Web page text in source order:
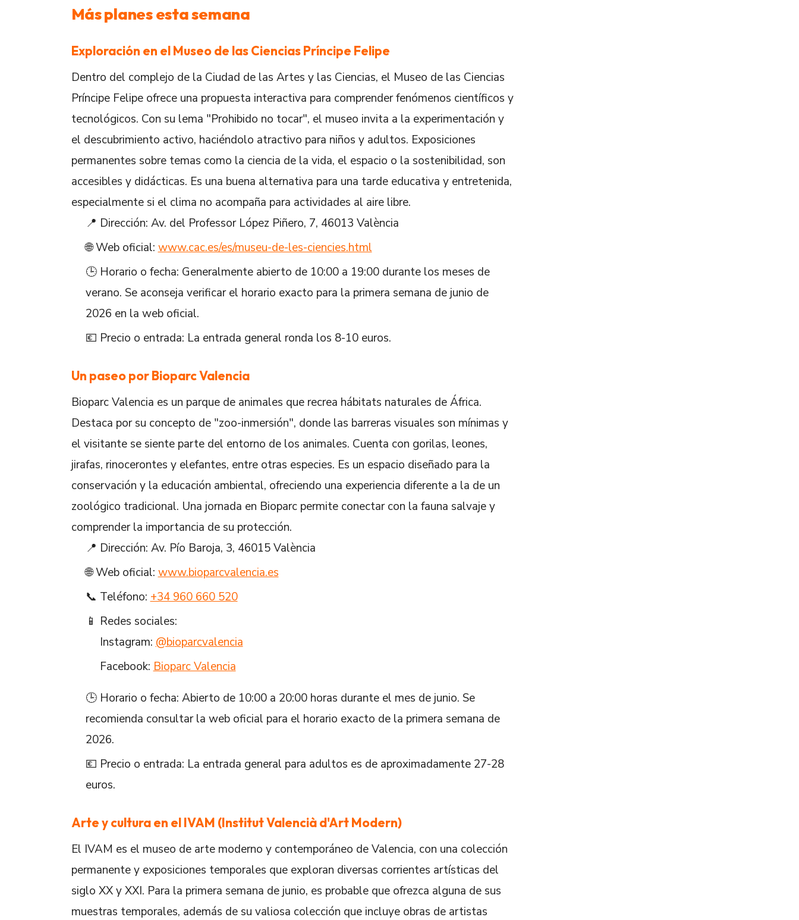
Más planes esta semana
Exploración en el Museo de las Ciencias Príncipe Felipe
Dentro del complejo de la Ciudad de las Artes y las Ciencias, el Museo de las Ciencias
Príncipe Felipe ofrece una propuesta interactiva para comprender fenómenos científicos y
tecnológicos. Con su lema "Prohibido no tocar", el museo invita a la experimentación y
el descubrimiento activo, haciéndolo atractivo para niños y adultos. Exposiciones
permanentes sobre temas como la ciencia de la vida, el espacio o la sostenibilidad, son
accesibles y didácticas. Es una buena alternativa para una tarde educativa y entretenida,
especialmente si el clima no acompaña para actividades al aire libre.
📍 Dirección: Av. del Professor López Piñero, 7, 46013 València
🌐 Web oficial: www.cac.es/es/museu-de-les-ciencies.html
🕒 Horario o fecha: Generalmente abierto de 10:00 a 19:00 durante los meses de
verano. Se aconseja verificar el horario exacto para la primera semana de junio de
2026 en la web oficial.
💶 Precio o entrada: La entrada general ronda los 8-10 euros.
Un paseo por Bioparc Valencia
Bioparc Valencia es un parque de animales que recrea hábitats naturales de África.
Destaca por su concepto de "zoo-inmersión", donde las barreras visuales son mínimas y
el visitante se siente parte del entorno de los animales. Cuenta con gorilas, leones,
jirafas, rinocerontes y elefantes, entre otras especies. Es un espacio diseñado para la
conservación y la educación ambiental, ofreciendo una experiencia diferente a la de un
zoológico tradicional. Una jornada en Bioparc permite conectar con la fauna salvaje y
comprender la importancia de su protección.
📍 Dirección: Av. Pío Baroja, 3, 46015 València
🌐 Web oficial: www.bioparcvalencia.es
📞 Teléfono: +34 960 660 520
📱 Redes sociales:
Instagram: @bioparcvalencia
Facebook: Bioparc Valencia
🕒 Horario o fecha: Abierto de 10:00 a 20:00 horas durante el mes de junio. Se
recomienda consultar la web oficial para el horario exacto de la primera semana de
2026.
💶 Precio o entrada: La entrada general para adultos es de aproximadamente 27-28
euros.
Arte y cultura en el IVAM (Institut Valencià d'Art Modern)
El IVAM es el museo de arte moderno y contemporáneo de Valencia, con una colección
permanente y exposiciones temporales que exploran diversas corrientes artísticas del
siglo XX y XXI. Para la primera semana de junio, es probable que ofrezca alguna de sus
muestras temporales, además de su valiosa colección que incluye obras de artistas